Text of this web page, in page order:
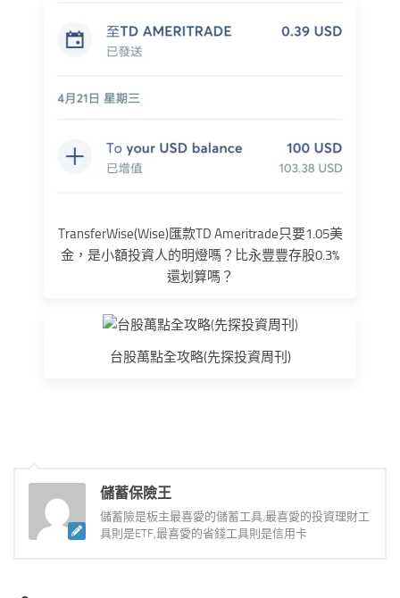
TransferWise(Wise)匯款TD Ameritrade只要1.05美
金，是小額投資人的明燈嗎？比永豐豐存股0.3%
還划算嗎？
台股萬點全攻略(先探投資周刊)
儲蓄保險王
儲蓄險是板主最喜愛的儲蓄工具,最喜愛的投資理財工
具則是ETF,最喜愛的省錢工具則是信用卡